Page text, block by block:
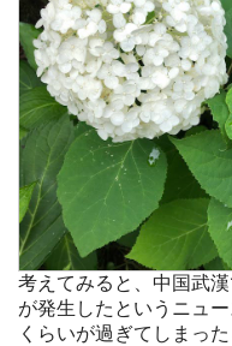
考えてみると、中国武
が発生したというニュ
くらいが過ぎてしまっ